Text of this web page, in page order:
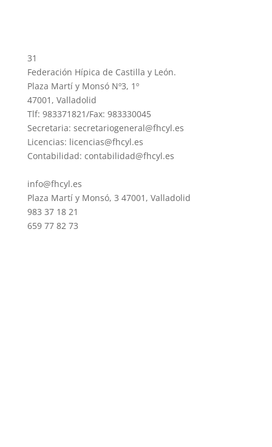
31
Federación Hípica de Castilla y León.
Plaza Martí y Monsó Nº3, 1º
47001, Valladolid
Tlf: 983371821/Fax: 983330045
Secretaria: secretariogeneral@fhcyl.es
Licencias: licencias@fhcyl.es
Contabilidad: contabilidad@fhcyl.es
info@fhcyl.es
Plaza Martí y Monsó, 3 47001, Valladolid
983 37 18 21
659 77 82 73